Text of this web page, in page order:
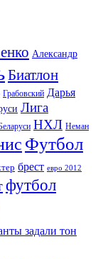
Александр
Биатлон
Грабовский Дарья
Лига
НХЛ Неман
Футбол
брест евро 2012
футбол
задали тон